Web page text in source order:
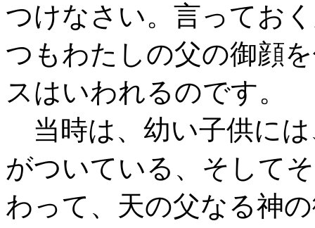
つけなさい。言ってお
つもわたしの父の御顔
スはいわれるのです。
当時は、幼い子供に
がついている、そして
わって、天の父なる神